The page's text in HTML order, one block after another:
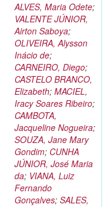
ALVES, Maria Odete;
VALENTE JÚNIOR,
Airton Saboya;
OLIVEIRA, Alysson
Inácio de;
CARNEIRO, Diego;
CASTELO BRANCO,
Elizabeth; MACIEL,
Iracy Soares Ribeiro;
CAMBOTA,
Jacqueline Nogueira;
SOUZA, Jane Mary
Gondim; CUNHA
JÚNIOR, José Maria
da; VIANA, Luiz
Fernando
Gonçalves; SALES,